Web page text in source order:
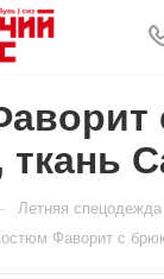
Летняя спецодежда
Фаворит с